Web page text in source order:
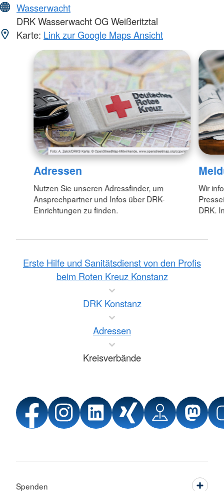
Wasserwacht
DRK Wasserwacht OG Weißeritztal
Karte: Link zur Google Maps Ansicht
Adressen
Nutzen Sie unseren Adressfinder, um
Ansprechpartner und Infos über DRK-
Einrichtungen zu finden.
Wir
DRK.
Erste Hilfe und Sanitätsdienst von den Profis
beim Roten Kreuz Konstanz
DRK Konstanz
Adressen
Kreisverbände
Spenden